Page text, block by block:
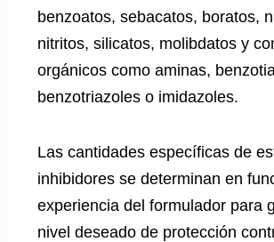
benzoatos, sebacatos, boratos,
nitritos, silicatos, molibdatos y
orgánicos como aminas,
benzotriazoles o imidazoles.
Las cantidades específicas de
inhibidores se determinan en
experiencia del formulador para
nivel deseado de protección